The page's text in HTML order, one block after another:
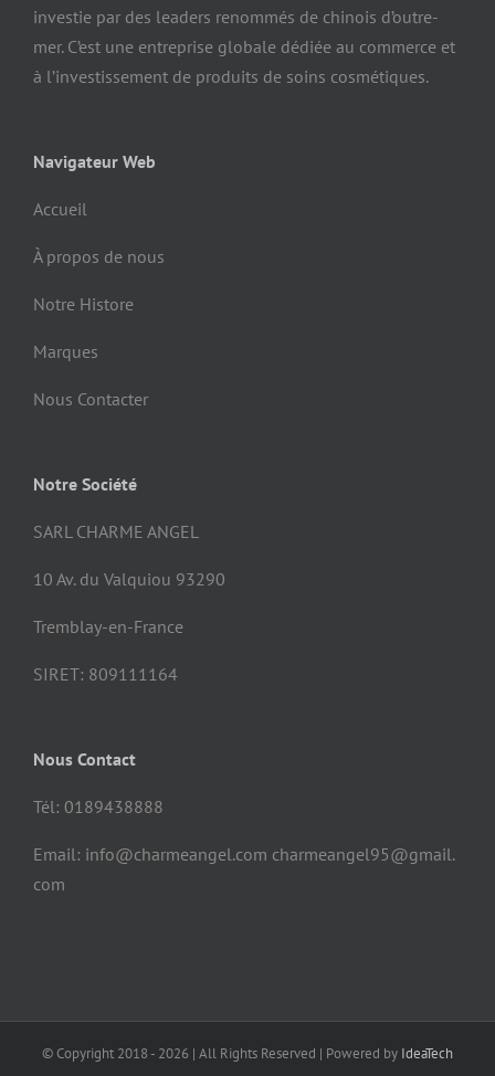
investie par des leaders renommés de chinois d’outre-
mer. C’est une entreprise globale dédiée au commerce et
à l’investissement de produits de soins cosmétiques.
Navigateur Web
Accueil
À propos de nous
Notre Histore
Marques
Nous Contacter
Notre Société
SARL CHARME ANGEL
10 Av. du Valquiou 93290
Tremblay-en-France
SIRET: 809111164
Nous Contact
Tél: 0189438888
Email: info@charmeangel.com charmeangel95@gmail.
com
© Copyright 2018 - 2026 | All Rights Reserved | Powered by IdeaTech